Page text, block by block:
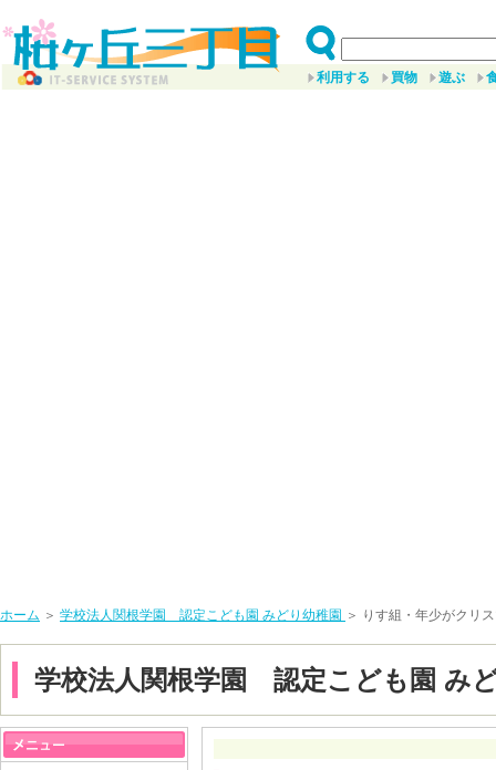
利用する 買物 遊ぶ
ホーム ＞ 学校法人関根学園 認定こども園 みどり幼稚園 ＞ りす組・年少がクリ
学校法人関根学園 認定こども園 み